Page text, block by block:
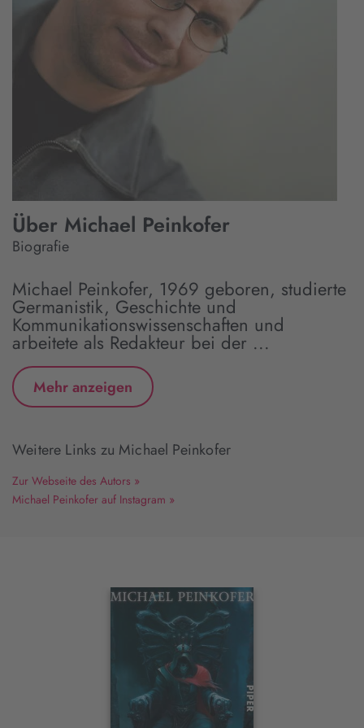
Über Michael Peinkofer
Biografie
Michael Peinkofer, 1969 geboren, studierte
Germanistik, Geschichte und
Kommunikationswissenschaften und
arbeitete als Redakteur bei der ...
Mehr anzeigen
Weitere Links zu Michael Peinkofer
Zur Webseite des Autors »
Michael Peinkofer auf Instagram »
Interaktives